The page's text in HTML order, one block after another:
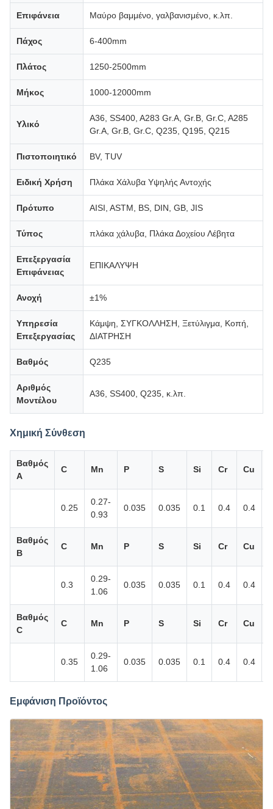
Επιφάνεια Μαύρο βαμμένο, γαλβανισμένο, κ.λπ.
Πάχος 6-400mm
Πλάτος 1250-2500mm
Μήκος 1000-12000mm
Υλικό
A36, SS400, A283 Gr.A, Gr.B, Gr.C, A285
Gr.A, Gr.B, Gr.C, Q235, Q195, Q215
Πιστοποιητικό BV, TUV
Ειδική Χρήση Πλάκα Χάλυβα Υψηλής Αντοχής
Πρότυπο AISI, ASTM, BS, DIN, GB, JIS
Τύπος πλάκα χάλυβα, Πλάκα Δοχείου Λέβητα
Επεξεργασία
Επιφάνειας
ΕΠΙΚΑΛΥΨΗ
Ανοχή ±1%
Υπηρεσία
Επεξεργασίας
Κάμψη, ΣΥΓΚΟΛΛΗΣΗ, Ξετύλιγμα, Κοπή,
ΔΙΑΤΡΗΣΗ
Βαθμός Q235
Αριθμός
Μοντέλου
A36, SS400, Q235, κ.λπ.
Χημική Σύνθεση
Βαθμός
Α
C Mn P S Si Cr Cu
0.25
0.27-
0.93
0.035 0.035 0.1 0.4 0.4
Βαθμός
Β
C Mn P S Si Cr Cu
0.3
0.29-
1.06
0.035 0.035 0.1 0.4 0.4
Βαθμός
C
C Mn P S Si Cr Cu
0.35
0.29-
1.06
0.035 0.035 0.1 0.4 0.4
Εμφάνιση Προϊόντος